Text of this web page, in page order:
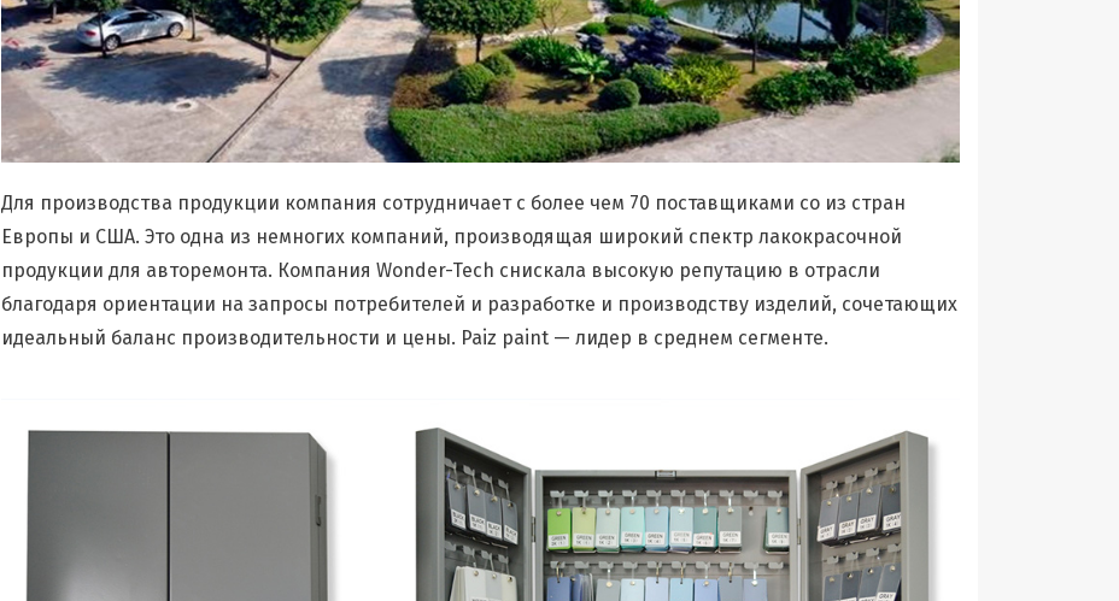
Для производства продукции компания сотрудничает с более чем 70 поставщиками со из стран
Европы и США. Это одна из немногих компаний, производящая широкий спектр лакокрасочной
продукции для авторемонта. Компания Wonder-Tech снискала высокую репутацию в отрасли
благодаря ориентации на запросы потребителей и разработке и производству изделий, сочетающих
идеальный баланс производительности и цены. Paiz paint — лидер в среднем сегменте.